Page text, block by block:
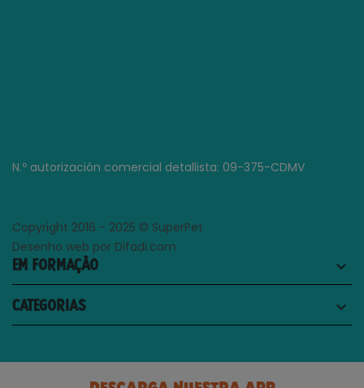
N.º autorización comercial detallista: 09-375-CDMV
Copyright 2016 - 2025 © SuperPet
Desenho web por Difadi.com
EM FORMAÇÃO keyboard_arrow_down
CATEGORIAS keyboard_arrow_down